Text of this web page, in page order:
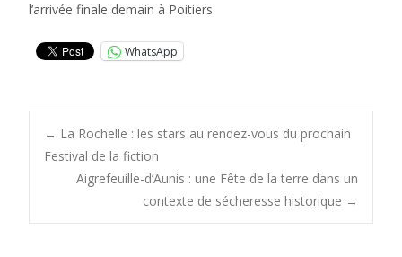
l’arrivée finale demain à Poitiers.
WhatsApp
Post
navigation
← La Rochelle : les stars au rendez-vous du prochain
Festival de la fiction
Aigrefeuille-d’Aunis : une Fête de la terre dans un
contexte de sécheresse historique →